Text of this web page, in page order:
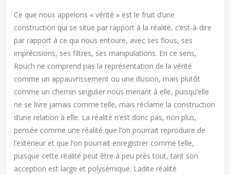
Ce que nous appelons « vérité » est le fruit d’une
construction qui se situe par rapport à la réalité, c’est-à-dire
par rapport à ce qui nous entoure, avec ses flous, ses
imprécisions, ses filtres, ses manipulations. En ce sens,
Rouch ne comprend pas la représentation de la vérité
comme un appauvrissement ou une illusion, mais plutôt
comme un chemin singulier nous menant à elle, puisqu’elle
ne se livre jamais comme telle, mais réclame la construction
d’une relation à elle. La réalité n’est donc pas, non plus,
pensée comme une réalité que l’on pourrait reproduire de
l’extérieur et que l’on pourrait enregistrer comme telle,
puisque cette réalité peut être à peu près tout, tant son
acception est large et polysémique. Ladite réalité